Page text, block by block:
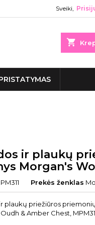
Sveiki,
shopping_cart
ir plaukų
Morgan's
Prekės ženklas
plaukų priežiūros
& Amber Chest,